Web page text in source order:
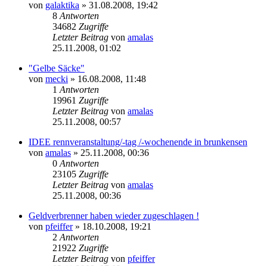
von galaktika » 31.08.2008, 19:42
8 Antworten
34682 Zugriffe
Letzter Beitrag von amalas
25.11.2008, 01:02
"Gelbe Säcke"
von mecki » 16.08.2008, 11:48
1 Antworten
19961 Zugriffe
Letzter Beitrag von amalas
25.11.2008, 00:57
IDEE rennveranstaltung/-tag /-wochenende in brunkensen
von amalas » 25.11.2008, 00:36
0 Antworten
23105 Zugriffe
Letzter Beitrag von amalas
25.11.2008, 00:36
Geldverbrenner haben wieder zugeschlagen !
von pfeiffer» 18.10.2008, 19:21
2 Antworten
21922 Zugriffe
Letzter Beitrag von pfeiffer